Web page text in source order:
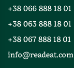
Блог
Події
Книгарні
Контакти
+38 066 888 18 01
+38 063 888 18 01
+38 067 888 18 01
info@readeat.com